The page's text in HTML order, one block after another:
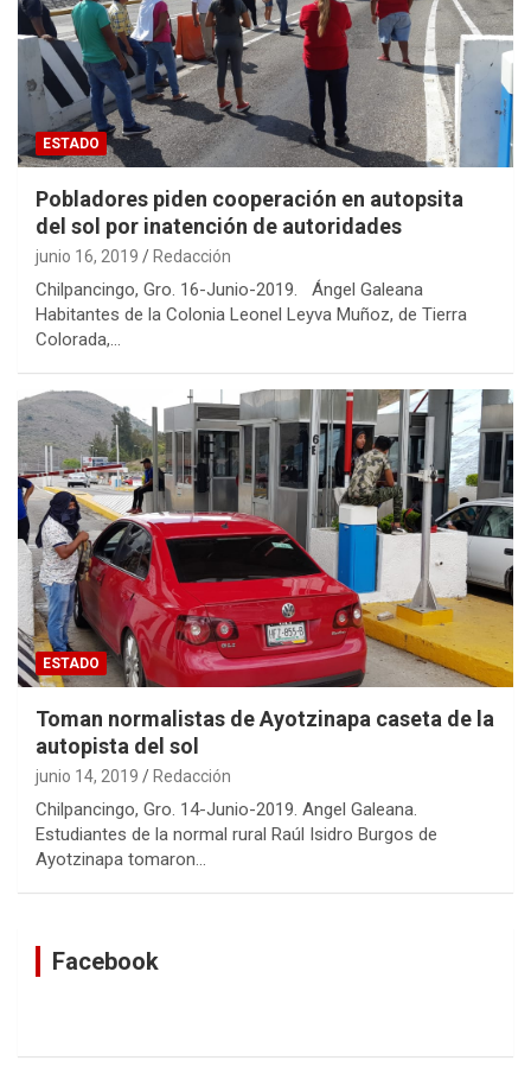
ESTADO
Pobladores piden cooperación en autopsita
del sol por inatención de autoridades
junio 16, 2019 Redacción
Chilpancingo, Gro. 16-Junio-2019. Ángel Galeana
Habitantes de la Colonia Leonel Leyva Muñoz, de Tierra
Colorada,…
ESTADO
Toman normalistas de Ayotzinapa caseta de la
autopista del sol
junio 14, 2019 Redacción
Chilpancingo, Gro. 14-Junio-2019. Angel Galeana.
Estudiantes de la normal rural Raúl Isidro Burgos de
Ayotzinapa tomaron…
Facebook